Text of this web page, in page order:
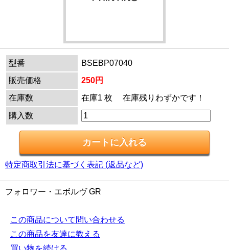
型番
BSEBP07040
販売価格
250円
在庫数
在庫1 枚 在庫残りわずかです！
購入数
特定商取引法に基づく表記 (返品など)
フォロワー・エボルヴ GR
この商品について問い合わせる
この商品を友達に教える
買い物を続ける